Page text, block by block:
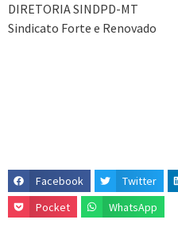
DIRETORIA SINDPD-MT
Sindicato Forte e Renovado
Facebook Twitter
Pocket
WhatsApp